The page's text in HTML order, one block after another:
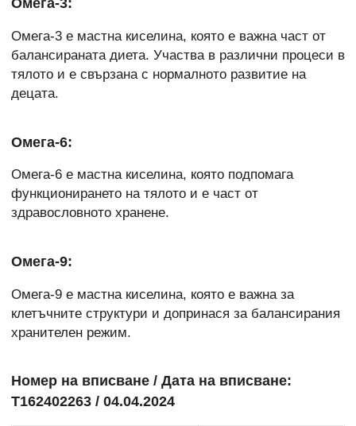
Омега-3:
Омега-3 е мастна киселина, която е важна част от
балансираната диета. Участва в различни процеси в
тялото и е свързана с нормалното развитие на
децата.
Омега-6:
Омега-6 е мастна киселина, която подпомага
функционирането на тялото и е част от
здравословното хранене.
Омега-9:
Омега-9 е мастна киселина, която е важна за
клетъчните структури и допринася за балансирания
хранителен режим.
Номер на вписване / Дата на вписване:
Т162402263 / 04.04.2024